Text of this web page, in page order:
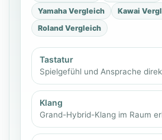
Yamaha Vergleich
Kawai
Roland Vergleich
Tastatur
Spielgefühl und Ansprache
Klang
Grand-Hybrid-Klang im Raum